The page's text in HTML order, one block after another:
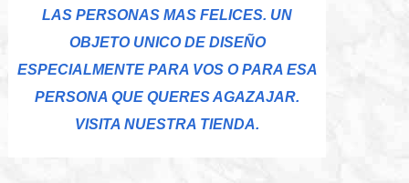
LAS PERSONAS MAS FELICES. UN
OBJETO UNICO DE DISEÑO
ESPECIALMENTE PARA VOS O PARA ESA
PERSONA QUE QUERES AGAZAJAR.
VISITA NUESTRA TIENDA.